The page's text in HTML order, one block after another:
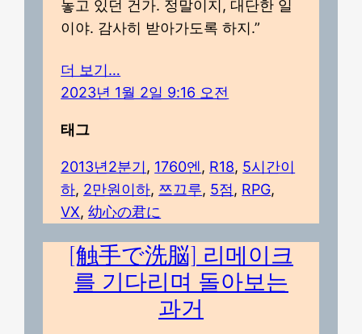
놓고 있던 건가. 정말이지, 대단한 일
이야. 감사히 받아가도록 하지.”
더 보기…
2023년 1월 2일 9:16 오전
태그
2013년2분기, 1760엔, R18, 5시간이
하, 2만원이하, 쯔끄루, 5점, RPG
VX, 幼心の君に
[触手で洗脳] 리메이크
를 기다리며 돌아보는
과거